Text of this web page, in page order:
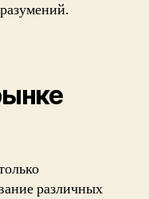
различных